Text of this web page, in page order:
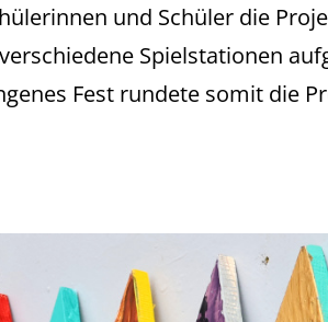
und Schüler die
Spielstationen
Fest rundete somit die